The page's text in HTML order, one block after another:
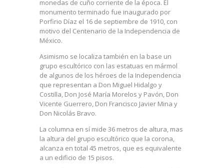
monedas de cuño corriente de la época. El
monumento terminado fue inaugurado por
Porfirio Díaz el 16 de septiembre de 1910, con
motivo del Centenario de la Independencia de
México.
Asimismo se localiza también en la base un
grupo escultórico con las estatuas en mármol
de algunos de los héroes de la Independencia
que representan a Don Miguel Hidalgo y
Costilla, Don José María Morelos y Pavón, Don
Vicente Guerrero, Don Francisco Javier Mina y
Don Nicolás Bravo.
La columna en sí mide 36 metros de altura, mas
la altura del grupo escultórico que la corona,
alcanza en total 45 metros, que es equivalente
a un edificio de 15 pisos.